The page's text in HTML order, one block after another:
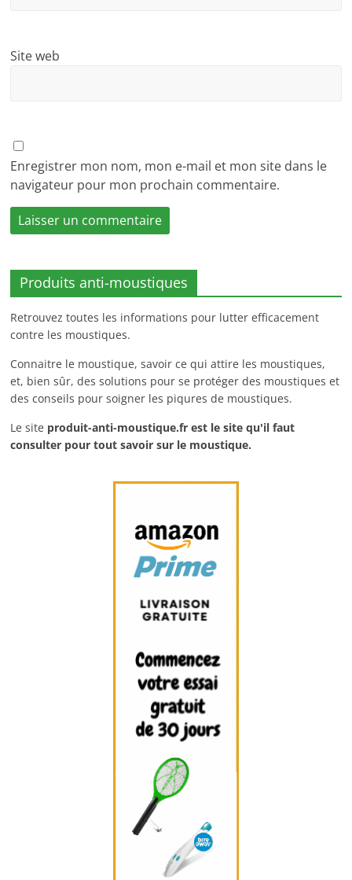
Site web
Enregistrer mon nom, mon e-mail et mon site dans le
navigateur pour mon prochain commentaire.
Produits anti-moustiques
Retrouvez toutes les informations pour lutter efficacement
contre les moustiques.
Connaitre le moustique, savoir ce qui attire les moustiques,
et, bien sûr, des solutions pour se protéger des moustiques et
des conseils pour soigner les piqures de moustiques.
Le site produit-anti-moustique.fr est le site qu'il faut
consulter pour tout savoir sur le moustique.